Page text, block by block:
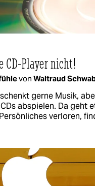
CD-Player nicht!
von Waltraud
gerne Musik,
abspielen. Da geht
verloren,